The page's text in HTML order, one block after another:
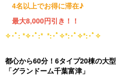
4名以上でお得に滞在♪
最大8,000円引き！！
✧･ﾟ: *✧･ﾟ:* *:･ﾟ✧*:･ﾟ✧*:･ﾟ✧
都心から60分！6タイプ20棟の大
「グランドーム千葉富津」